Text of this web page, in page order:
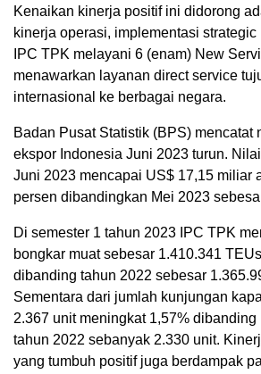
Kenaikan kinerja positif ini didorong
kinerja operasi, implementasi
IPC TPK melayani 6 (enam) New
menawarkan layanan direct service
internasional ke berbagai negara.
Badan Pusat Statistik (BPS) mencatat
ekspor Indonesia Juni 2023 turun.
Juni 2023 mencapai US$ 17,15 miliar
persen dibandingkan Mei 2023
Di semester 1 tahun 2023 IPC TPK
bongkar muat sebesar 1.410.341
dibanding tahun 2022 sebesar
Sementara dari jumlah kunjungan
2.367 unit meningkat 1,57%
tahun 2022 sebanyak 2.330 unit.
yang tumbuh positif juga berdampak